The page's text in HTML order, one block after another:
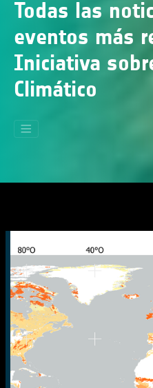
Todas las
eventos más
Iniciativa
Climático